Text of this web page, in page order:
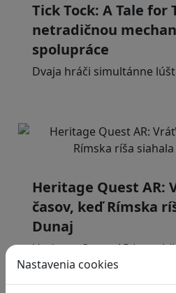
Nastavenia cookies
Tick Tock: A Tale for
netradičnou
spolupráce
Dvaja hráči simultánne
Heritage Quest AR:
časov, keď Rímska
Dunaj
Heritage Quest AR je
ponúka…